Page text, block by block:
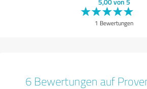
1 Bewertungen
6 Bewertungen auf